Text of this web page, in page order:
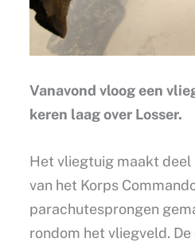
Vanavond vloog een
keren laag over Losser.
Het vliegtuig maakt deel
van het Korps
parachutesprongen
rondom het vliegveld. De